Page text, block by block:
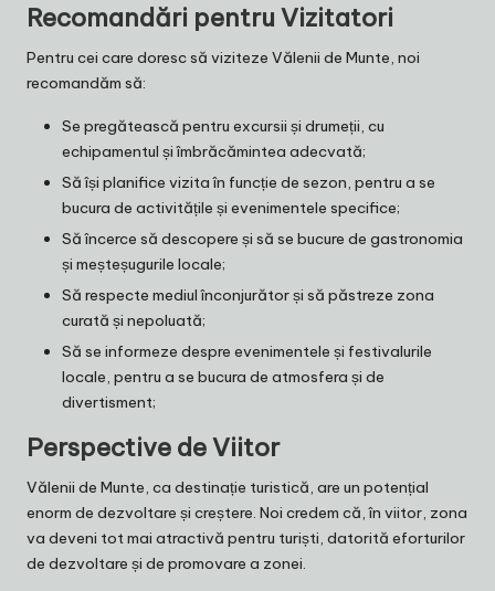
Recomandări pentru Vizitatori
Pentru cei care doresc să viziteze Vălenii de Munte, noi
recomandăm să:
Se pregătească pentru excursii și drumeții, cu
echipamentul și îmbrăcămintea adecvată;
Să își planifice vizita în funcție de sezon, pentru a se
bucura de activitățile și evenimentele specifice;
Să încerce să descopere și să se bucure de gastronomia
și meșteșugurile locale;
Să respecte mediul înconjurător și să păstreze zona
curată și nepoluată;
Să se informeze despre evenimentele și festivalurile
locale, pentru a se bucura de atmosfera și de
divertisment;
Perspective de Viitor
Vălenii de Munte, ca destinație turistică, are un potențial
enorm de dezvoltare și creștere. Noi credem că, în viitor, zona
va deveni tot mai atractivă pentru turiști, datorită eforturilor
de dezvoltare și de promovare a zonei.